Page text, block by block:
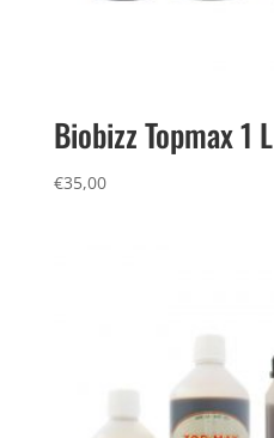
Biobizz Topmax 1 L
€35,00